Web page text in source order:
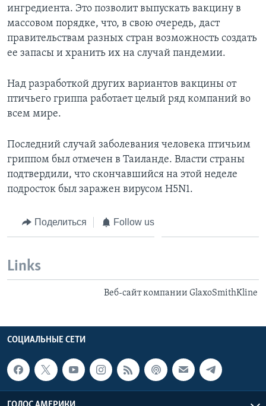
ингредиента. Это позволит выпускать вакцину в
массовом порядке, что, в свою очередь, даст
правительствам разных стран возможность создать
ее запасы и хранить их на случай пандемии.
Над разработкой других вариантов вакцины от
птичьего гриппа работает целый ряд компаний во
всем мире.
Последний случай заболевания человека птичьим
гриппом был отмечен в Таиланде. Власти страны
подтвердили, что скончавшийся на этой неделе
подросток был заражен вирусом H5N1.
Поделиться Follow us
Links
Веб-сайт компании GlaxoSmithKline
СОЦИАЛЬНЫЕ СЕТИ